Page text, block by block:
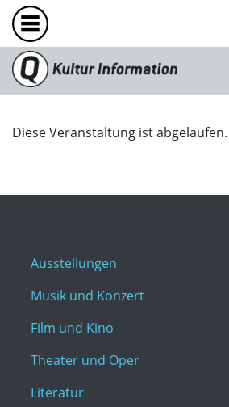
Diese Veranstaltung ist abgelaufen.
Ausstellungen
Musik und Konzert
Film und Kino
Theater und Oper
Literatur